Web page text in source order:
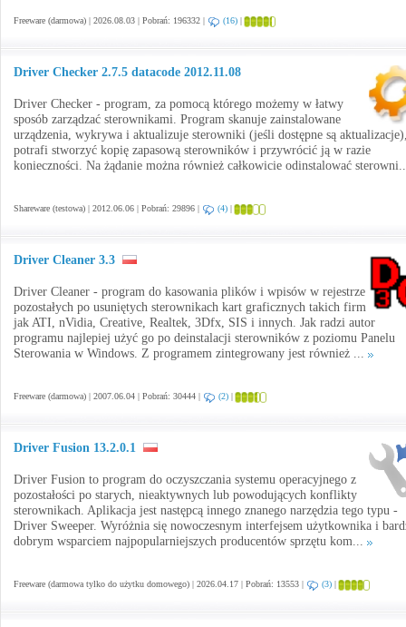
Freeware (darmowa) | 2026.08.03 | Pobrań: 196332 | (16) |
Driver Checker 2.7.5 datacode 2012.11.08
Driver Checker - program, za pomocą którego możemy w łatwy
sposób zarządzać sterownikami. Program skanuje zainstalowane
urządzenia, wykrywa i aktualizuje sterowniki (jeśli dostępne są
potrafi stworzyć kopię zapasową sterowników i przywrócić ją w razie
konieczności. Na żądanie można również całkowicie odinstalować
Shareware (testowa) | 2012.06.06 | Pobrań: 29896 | (4) |
Driver Cleaner 3.3
Driver Cleaner - program do kasowania plików i wpisów w rejestrze
pozostałych po usuniętych sterownikach kart graficznych takich firm
jak ATI, nVidia, Creative, Realtek, 3Dfx, SIS i innych. Jak radzi autor
programu najlepiej użyć go po deinstalacji sterowników z poziomu Panelu
Sterowania w Windows. Z programem zintegrowany jest również ...
Freeware (darmowa) | 2007.06.04 | Pobrań: 30444 | (2) |
Driver Fusion 13.2.0.1
Driver Fusion to program do oczyszczania systemu operacyjnego z
pozostałości po starych, nieaktywnych lub powodujących konflikty
sterownikach. Aplikacja jest następcą innego znanego narzędzia tego typu -
Driver Sweeper. Wyróżnia się nowoczesnym interfejsem użytkownika i
dobrym wsparciem najpopularniejszych producentów sprzętu kom...
Freeware (darmowa tylko do użytku domowego) | 2026.04.17 | Pobrań: 13553 | (3) |